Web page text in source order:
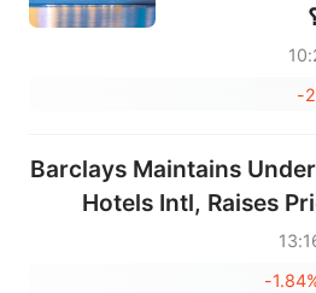
-
Barclays Maintains
Hotels Intl, Raises
-